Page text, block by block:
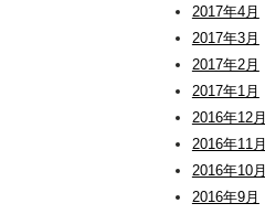
2017年4月
2017年3月
2017年2月
2017年1月
2016年12月
2016年11月
2016年10月
2016年9月